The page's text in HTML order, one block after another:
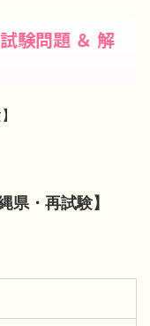
験問題 ＆ 解
・再試験】